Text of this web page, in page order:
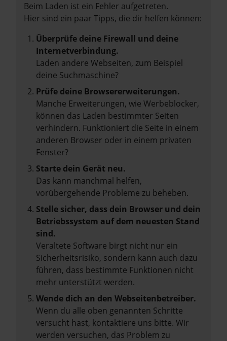
Beim Laden ist ein Fehler aufgetreten.
Hier sind ein paar Tipps, die dir helfen können:
Überprüfe deine Firewall und deine
Internetverbindung.
Laden andere Webseiten, zum Beispiel
deine Suchmaschine?
Prüfe deine Browsererweiterungen.
Manche Erweiterungen, wie Werbeblocker,
können das Laden bestimmter Seiten
verhindern. Funktioniert die Seite in einem
anderen Browser oder in einem privaten
Fenster?
Starte dein Gerät neu.
Das kann manchmal helfen,
vorübergehende Probleme zu beheben.
Stelle sicher, dass dein Browser und dein
Betriebssystem auf dem neuesten Stand
sind.
Veraltete Software birgt nicht nur ein
Sicherheitsrisiko, sondern kann auch dazu
führen, dass bestimmte Funktionen nicht
mehr unterstützt werden.
Wende dich an den Webseitenbetreiber.
Wenn du alle oben genannten Schritte
versucht hast, kontaktiere uns bitte. Wir
werden versuchen, das Problem zu